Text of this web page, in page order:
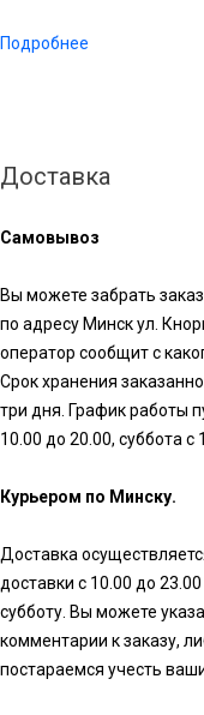
Подробнее
Доставка
Самовывоз
Вы можете забрать
по адресу Минск ул.
оператор сообщит с
Срок хранения
три дня. График работы
10.00 до 20.00, суббота с
Курьером по Минску.
Доставка
доставки с 10.00 до
субботу. Вы можете
комментарии к заказу,
постараемся учесть